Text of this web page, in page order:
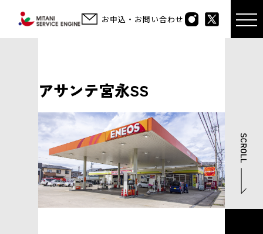
お申込・お問い合わせ
アサンテ宮永SS